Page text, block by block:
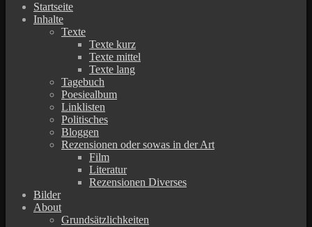
Startseite
Inhalte
Texte
Texte kurz
Texte mittel
Texte lang
Tagebuch
Poesiealbum
Linklisten
Politisches
Bloggen
Rezensionen oder sowas in der Art
Film
Literatur
Rezensionen Diverses
Bilder
About
Grundsätzlichkeiten